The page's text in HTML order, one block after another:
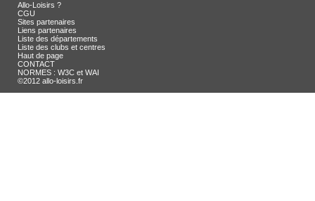
Allo-Loisirs ?
CGU
Sites partenaires
Liens partenaires
Liste des départements
Liste des clubs et centres
Haut de page
CONTACT
NORMES : W3C et WAI
©2012 allo-loisirs.fr